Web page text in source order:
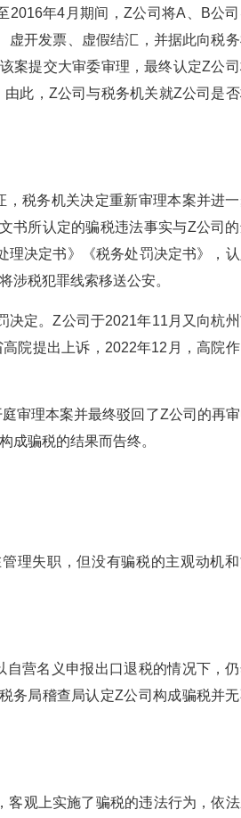
2016年4月期间，Z公司将A、B公
虚开发票、虚假结汇，并据此向税
案提交大审委审理，最终认定Z公
此，Z公司与税务机关就Z公司是
税务机关决定重新审理本案并进
书所认定的骗税违法事实与Z公司
理决定书》《税务处罚决定书》，
涉税犯罪线索移送公安。
决定。Z公司于2021年11月又向杭
院提出上诉，2022年12月，高院作
审理本案并最终驳回了Z公司的再审
成骗税的结果而告终。
理失职，但没有骗税的主观动机
营名义申报出口退税的情况下，
务局稽查局认定Z公司构成骗税并
客观上实施了骗税的违法行为，依